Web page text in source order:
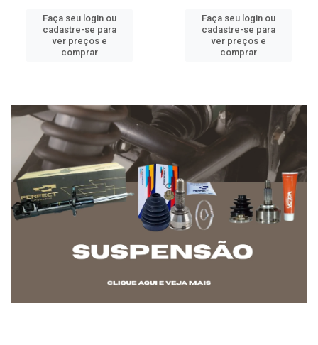
Faça seu login ou
cadastre-se para
ver preços e
comprar
Faça seu login ou
cadastre-se para
ver preços e
comprar